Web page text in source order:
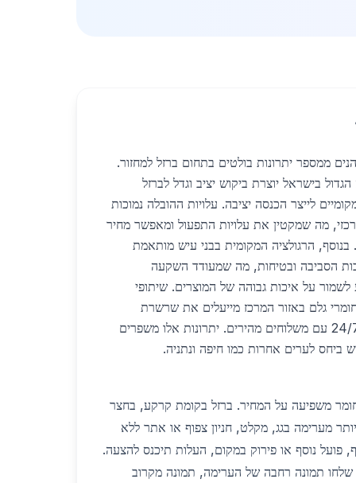
ממספר יתרונות בולטים בתחום ברזל למחזור.
בישראל יוצרת ביקוש יציב וגדל לברזל
לייצר הכנסה יציבה. עלויות ההובלה נמוכות
מה שמקטין את עלויות התפעול ומאפשר מחיר
2500 ₪ לטון. בנוסף, הרגולציה המקומית בבני עיש מותאמת
הסביבה ובטיחות, מה שמעודד השקעה
לשמור על איכות גבוהה של המוצרים. שיתופי
חומרי גלם באזור המרכז מייעלים את שרשרת
האספקה ומאפשרים שירות 24/7 עם משלוחים מהירים. יתרונות אלו משפרים
ביחס לערים אחרות כמו חיפה ונתניה.
משפיעה על המחיר. ברזל בקומת קרקע, בחצר
מערימה בגג, מקלט, חניון צפוף או אתר ללא
פועל נוסף או פירוק במקום, העלות תיכנס להצעה.
שלחו תמונה רחבה של הערימה, תמונה מקרוב